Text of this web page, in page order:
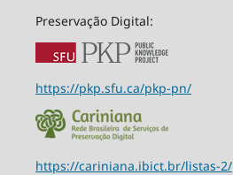
Preservação Digital:
https://pkp.sfu.ca/pkp-pn/
https://cariniana.ibict.br/listas-2/